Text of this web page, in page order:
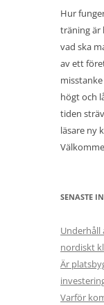
Hur
träning är
vad ska
av ett
högt och
tiden
läsare ny
SENASTE
nordiskt
Är
Varför